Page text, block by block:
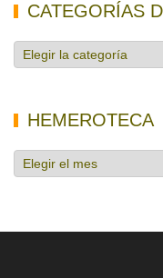
CATEGORÍAS
Categorías
de
HEMEROTECA
Hemeroteca